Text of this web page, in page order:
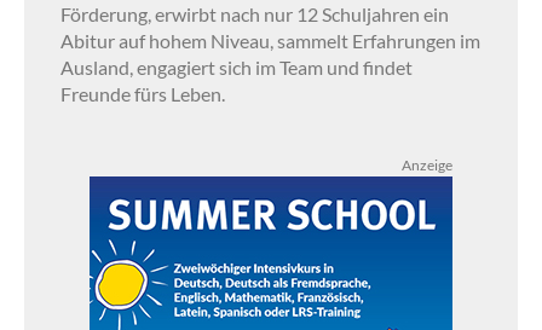
Förderung, erwirbt nach nur 12 Schuljahren ein
Abitur auf hohem Niveau, sammelt Erfahrungen im
Ausland, engagiert sich im Team und findet
Freunde fürs Leben.
Anzeige